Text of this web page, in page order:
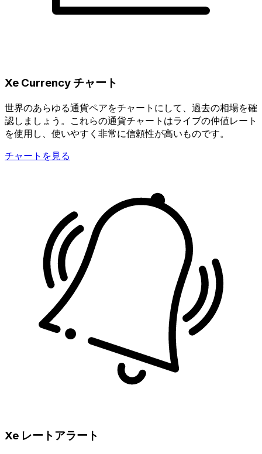
Xe Currency チャート
世界のあらゆる通貨ペアをチャートにして、過去の相場を確
認しましょう。これらの通貨チャートはライブの仲値レート
を使用し、使いやすく非常に信頼性が高いものです。
チャートを見る
Xe レートアラート